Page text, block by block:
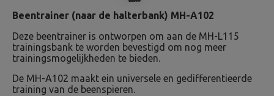
Beentrainer (naar de halterbank) MH-A102
Deze beentrainer is ontworpen om aan de MH-L115
trainingsbank te worden bevestigd om nog meer
trainingsmogelijkheden te bieden.
De MH-A102 maakt ein universele en gedifferentieerde
training van de beenspieren.